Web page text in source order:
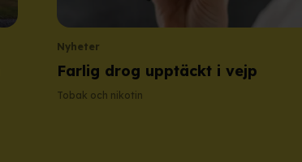
Nyheter
Farlig drog upptäckt i vejp
Tobak och nikotin